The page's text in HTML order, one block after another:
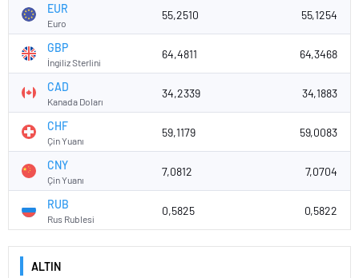
EUR
Euro
55,2510 55,1254
GBP
İngiliz Sterlini
64,4811 64,3468
CAD
Kanada Doları
34,2339 34,1883
CHF
Çin Yuanı
59,1179 59,0083
CNY
Çin Yuanı
7,0812 7,0704
RUB
Rus Rublesi
0,5825 0,5822
ALTIN